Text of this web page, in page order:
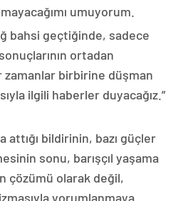
umuyorum.
bahsi geçtiğinde, sadece
ortadan
zamanlar birbirine düşman
ilgili haberler duyacağız.”
attığı bildirinin, bazı güçler
sonu, barışçıl yaşama
çözümü olarak değil,
yorumlanmaya